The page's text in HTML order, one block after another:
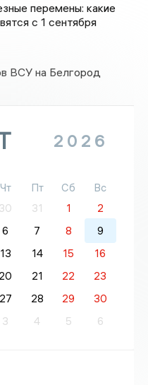
перемены: какие
с 1 сентября
ВСУ на Белгород
2026
Чт Пт Сб
Вс
30 31 1
2
6 7 8
9
13 14 15
16
20 21 22
23
27 28 29
30
3 4 5 6